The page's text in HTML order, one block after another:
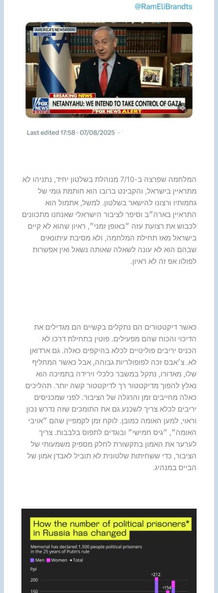
המלחמה שפרצה ב-7/10 מנוהלת בשלטון יחיד, נתניהו לא
מתראיין בישראל, והקבינט ברובו הוא חותמת גומי של
גחמותיו ורצונו להישאר בשלטון. למשל, אתמול הוא
התראיין בארה״ב וסיפר לציבור הישראלי שאנחנו מתכוונים
לכבוש את רצועת עזה ״באופן זמני״, ראיון שהוא לא קיים
בישראל מאז תחילת המלחמה, ולא מסיבת עיתונאים
שבהם הוא לא עונה לשאלה שאותה נשאל ואין אפשרות
לפולוו אפ זה לא ראיון.
כאשר דיקטטורים הם נתקלים בקשיים הם מגדילים את
הדיכוי והכוח שהם מפעילים. פוטין בתחילת דרכו לא
הכניס יריבים פוליטיים לכלא בהיקפים כאלה. גם ארדואן
לא. צ׳אבס זכה לפופולריות גבוהה, אבל כאשר המחליף
שלו, מאדורו, נתקל במשבר כלכלי וירידה בתמיכה הוא
נאלץ להפוך מדיקטטור רך לדיקטטור קשה יותר. תהליכים
כאלה מחייבים זמן והרגלה של הציבור. לפני שמכניסים
יריבים לכלא צריך לשכנע גם את התומכים שזה נדרש נכון
וראוי, למען האומה כמובן. לוקח זמן לקמפיין שהם ״אויבי
האומה״, ״גיס חמישי״ ובוגדים לתפוס בלבבות. צריך
לערער את האמון בתקשורת לחלק מספיק משמעותי של
הציבור, כדי ששחיתות שלטונית לא תוביל לאבדן אמון של
הבייס במנהיג.